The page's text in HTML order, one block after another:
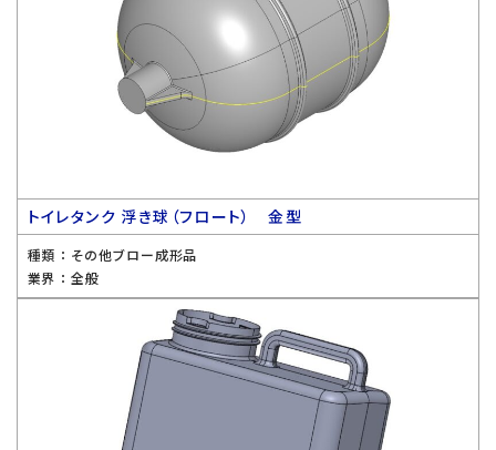
トイレタンク 浮き球（フロート） 金型
種類 ： その他ブロー成形品
業界 ： 全般